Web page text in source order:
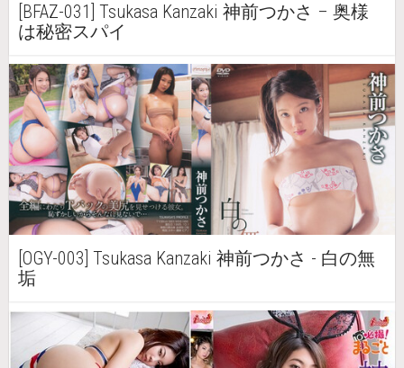
[BFAZ-031] Tsukasa Kanzaki 神前つかさ – 奥様
は秘密スパイ
[OGY-003] Tsukasa Kanzaki 神前つかさ - 白の無
垢